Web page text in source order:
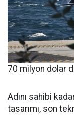
70 milyon dolar
Adını sahibi
tasarımı, son